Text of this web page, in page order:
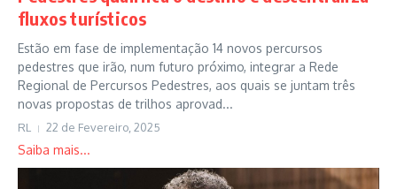
fluxos turísticos
Estão em fase de implementação 14 novos percursos
pedestres que irão, num futuro próximo, integrar a Rede
Regional de Percursos Pedestres, aos quais se juntam três
novas propostas de trilhos aprovad...
RL 22 de Fevereiro, 2025
Saiba mais...